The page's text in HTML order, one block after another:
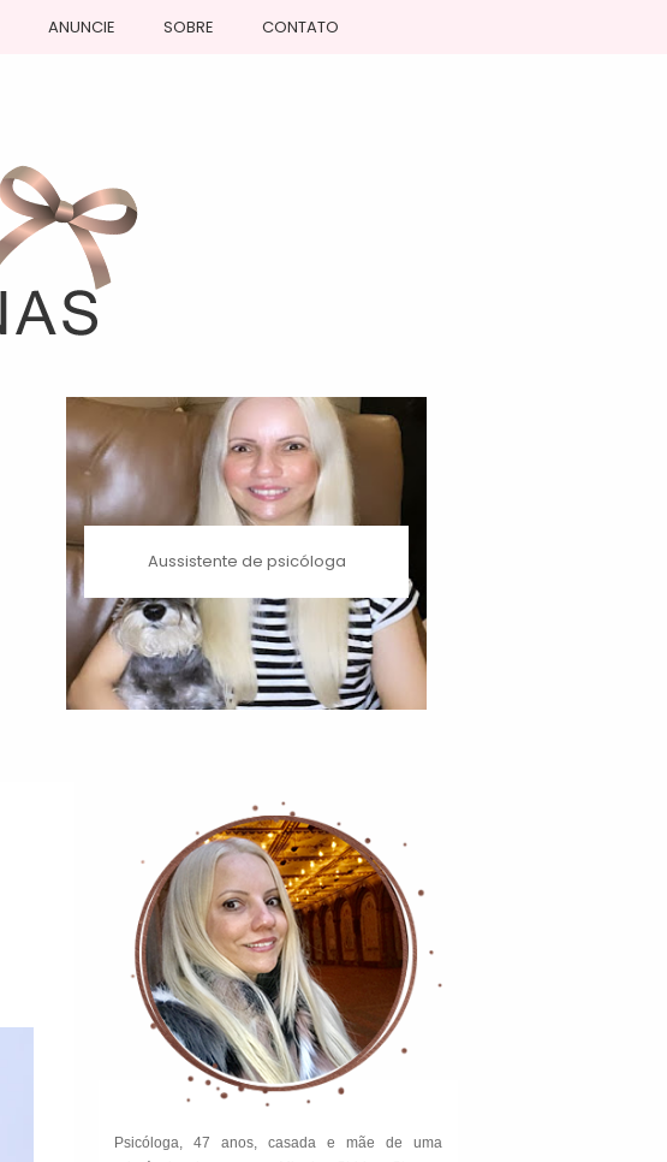
ANUNCIE SOBRE CONTATO
Aussistente de psicóloga
Psicóloga, 47 anos, casada e mãe de uma